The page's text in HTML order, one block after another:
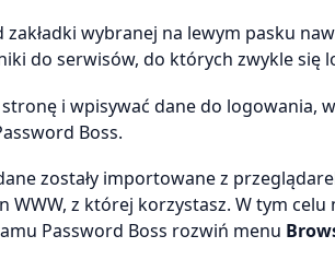
wybranej na lewym pasku
do serwisów, do których zwykle się
i wpisywać dane do logowania,
Boss.
zostały importowane z
z której korzystasz. W tym
Password Boss rozwiń menu